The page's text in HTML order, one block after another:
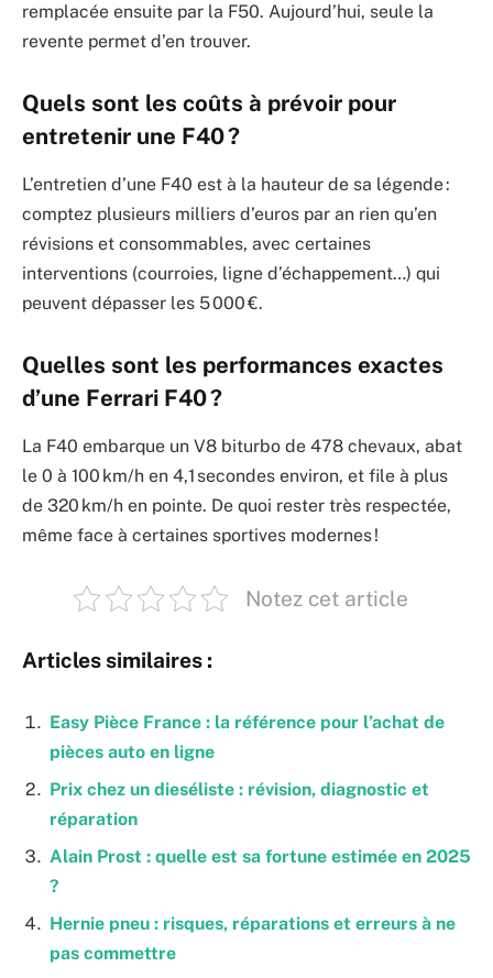
remplacée ensuite par la F50. Aujourd’hui, seule la
revente permet d’en trouver.
Quels sont les coûts à prévoir pour
entretenir une F40 ?
L’entretien d’une F40 est à la hauteur de sa légende :
comptez plusieurs milliers d’euros par an rien qu’en
révisions et consommables, avec certaines
interventions (courroies, ligne d’échappement…) qui
peuvent dépasser les 5 000 €.
Quelles sont les performances exactes
d’une Ferrari F40 ?
La F40 embarque un V8 biturbo de 478 chevaux, abat
le 0 à 100 km/h en 4,1 secondes environ, et file à plus
de 320 km/h en pointe. De quoi rester très respectée,
même face à certaines sportives modernes !
Notez cet article
Articles similaires :
Easy Pièce France : la référence pour l’achat de
pièces auto en ligne
Prix chez un dieséliste : révision, diagnostic et
réparation
Alain Prost : quelle est sa fortune estimée en 2025
?
Hernie pneu : risques, réparations et erreurs à ne
pas commettre